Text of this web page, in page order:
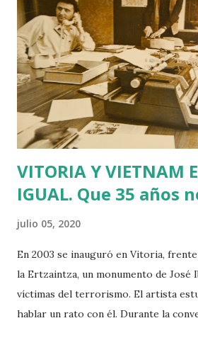
partir del lunes depende de lo que
12J. He cubierto elecciones como
las caravanas de distintos partidos.
muy mal dentro del aparato. Hoy
para mí. Podría debutar como
electoral en Betoño. Me ha tocado.
domingo tenía trabajo como
VITORIA Y VIETNAM
IGUAL. Que 35 años
julio 05, 2020
En 2003 se inauguró en Vitoria,
la Ertzaintza, un monumento de José
víctimas del terrorismo. El artista
hablar un rato con él. Durante la